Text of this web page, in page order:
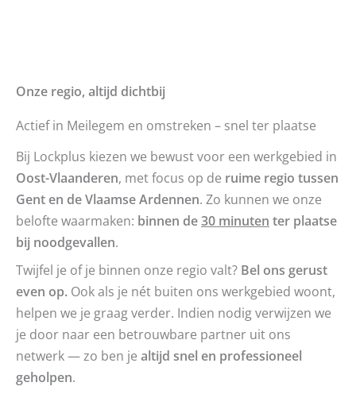
Onze regio, altijd dichtbij
Actief in Meilegem en omstreken – snel ter plaatse
Bij Lockplus kiezen we bewust voor een werkgebied in
Oost-Vlaanderen, met focus op de ruime regio tussen
Gent en de Vlaamse Ardennen. Zo kunnen we onze
belofte waarmaken: binnen de30 minuten ter plaatse
bij noodgevallen.
Twijfel je of je binnen onze regio valt? Bel ons gerust
even op. Ook als je nét buiten ons werkgebied woont,
helpen we je graag verder. Indien nodig verwijzen we
je door naar een betrouwbare partner uit ons
netwerk — zo ben je altijd snel en professioneel
geholpen.